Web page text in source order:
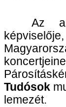
Az
Tudósok
lemezét.